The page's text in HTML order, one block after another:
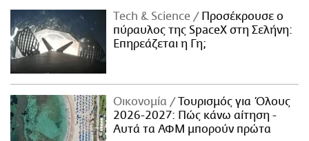
Τech & Science
Προσέκρουσε ο
πύραυλος της SpaceX στη Σελήνη:
Επηρεάζεται η Γη;
Οικονομία
Τουρισμός για Όλους
2026-2027: Πώς κάνω αίτηση -
Αυτά τα ΑΦΜ μπορούν πρώτα